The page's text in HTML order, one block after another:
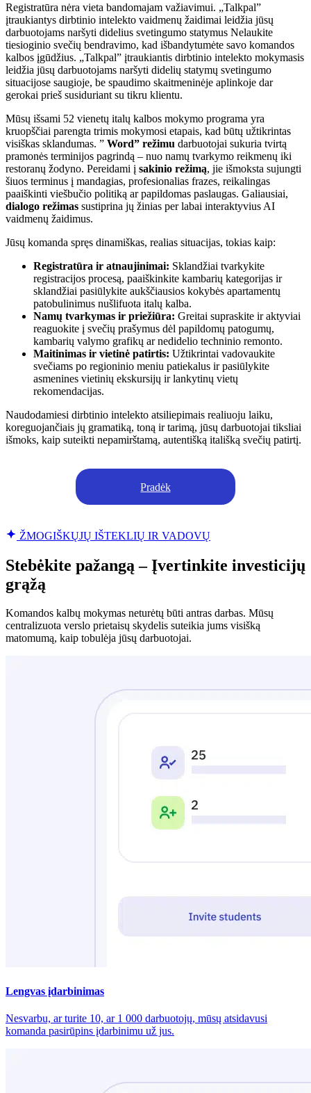
Registratūra nėra vieta bandomajam važiavimui. „Talkpal”
įtraukiantys dirbtinio intelekto vaidmenų žaidimai leidžia jūsų
darbuotojams naršyti didelius svetingumo statymus Nelaukite
tiesioginio svečių bendravimo, kad išbandytumėte savo komandos
kalbos įgūdžius. „Talkpal” įtraukiantis dirbtinio intelekto mokymasis
leidžia jūsų darbuotojams naršyti didelių statymų svetingumo
situacijose saugioje, be spaudimo skaitmeninėje aplinkoje dar
gerokai prieš susiduriant su tikru klientu.
Mūsų išsami 52 vienetų italų kalbos mokymo programa yra
kruopščiai parengta trimis mokymosi etapais, kad būtų užtikrintas
visiškas sklandumas. ” Word” režimu darbuotojai sukuria tvirtą
pramonės terminijos pagrindą – nuo namų tvarkymo reikmenų iki
restoranų žodyno. Pereidami į sakinio režimą, jie išmoksta sujungti
šiuos terminus į mandagias, profesionalias frazes, reikalingas
paaiškinti viešbučio politiką ar papildomas paslaugas. Galiausiai,
dialogo režimas sustiprina jų žinias per labai interaktyvius AI
vaidmenų žaidimus.
Jūsų komanda spręs dinamiškas, realias situacijas, tokias kaip:
Registratūra ir atnaujinimai: Sklandžiai tvarkykite
registracijos procesą, paaiškinkite kambarių kategorijas ir
sklandžiai pasiūlykite aukščiausios kokybės apartamentų
patobulinimus nušlifuota italų kalba.
Namų tvarkymas ir priežiūra: Greitai supraskite ir aktyviai
reaguokite į svečių prašymus dėl papildomų patogumų,
kambarių valymo grafikų ar nedidelio techninio remonto.
Maitinimas ir vietinė patirtis: Užtikrintai vadovaukite
svečiams po regioninio meniu patiekalus ir pasiūlykite
asmenines vietinių ekskursijų ir lankytinų vietų
rekomendacijas.
Naudodamiesi dirbtinio intelekto atsiliepimais realiuoju laiku,
koreguojančiais jų gramatiką, toną ir tarimą, jūsų darbuotojai tiksliai
išmoks, kaip suteikti nepamirštamą, autentišką itališką svečių patirtį.
Pradėk
ŽMOGIŠKŲJŲ IŠTEKLIŲ IR VADOVŲ
Stebėkite pažangą – Įvertinkite investicijų
grąžą
Komandos kalbų mokymas neturėtų būti antras darbas. Mūsų
centralizuota verslo prietaisų skydelis suteikia jums visišką
matomumą, kaip tobulėja jūsų darbuotojai.
Lengvas įdarbinimas
Nesvarbu, ar turite 10, ar 1 000 darbuotojų, mūsų atsidavusi
komanda pasirūpins įdarbinimu už jus.